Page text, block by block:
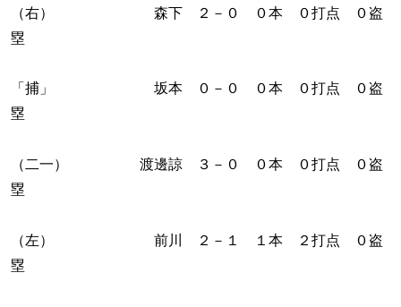
（右） 森下 ２－０ ０本 ０打点 ０盗
塁
「捕」 坂本 ０－０ ０本 ０打点 ０盗
塁
（二一） 渡邊諒 ３－０ ０本 ０打点 ０盗
塁
（左） 前川 ２－１ １本 ２打点 ０盗
塁